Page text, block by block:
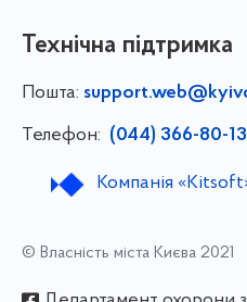
Технічна підтримка
Пошта:
Телефон: (044) 366-80-13
Компанія
© Власність міста Києва 2021